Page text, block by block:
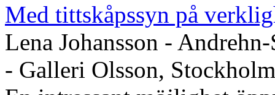
Med tittskåpssyn på
Lena Johansson -
- Galleri Olsson, Stockholm